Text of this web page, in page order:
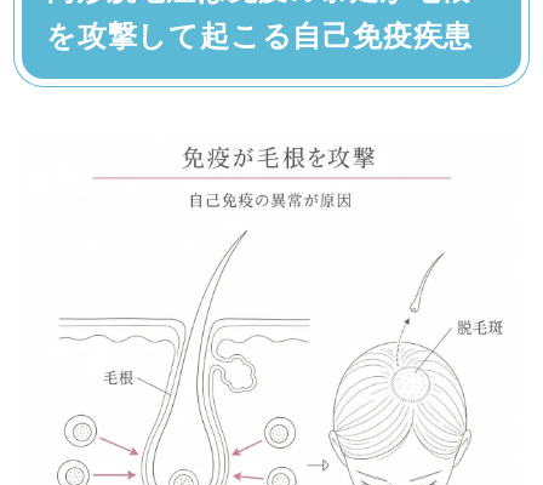
を攻撃して起こる自己免疫疾患